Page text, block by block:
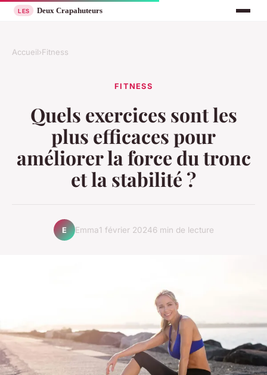
Accueil›Fitness
FITNESS
Quels exercices sont les
plus efficaces pour
améliorer la force du tronc
et la stabilité ?
E Emma1 février 20246 min de lecture